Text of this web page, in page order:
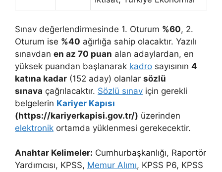
Sınav değerlendirmesinde 1. Oturum %60, 2.
Oturum ise %40 ağırlığa sahip olacaktır. Yazılı
sınavdan en az 70 puan alan adaylardan, en
yüksek puandan başlanarak kadro sayısının 4
katına kadar (152 aday) olanlar sözlü
sınava çağrılacaktır. Sözlü sınav için gerekli
belgelerin Kariyer Kapısı
(https://kariyerkapisi.gov.tr/) üzerinden
elektronik ortamda yüklenmesi gerekecektir.
Anahtar Kelimeler: Cumhurbaşkanlığı, Raportör
Yardımcısı, KPSS, Memur Alımı, KPSS P6, KPSS